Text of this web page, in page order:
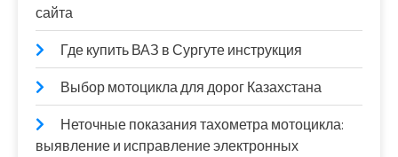
сайта
Где купить ВАЗ в Сургуте инструкция
Выбор мотоцикла для дорог Казахстана
Неточные показания тахометра мотоцикла:
выявление и исправление электронных